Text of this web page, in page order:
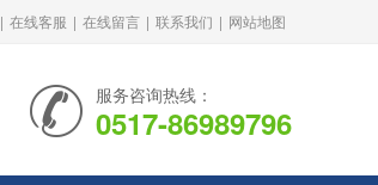
| 在线客服 | 在线留言 | 联系我们 | 网站地图
服务咨询热线：
0517-86989796